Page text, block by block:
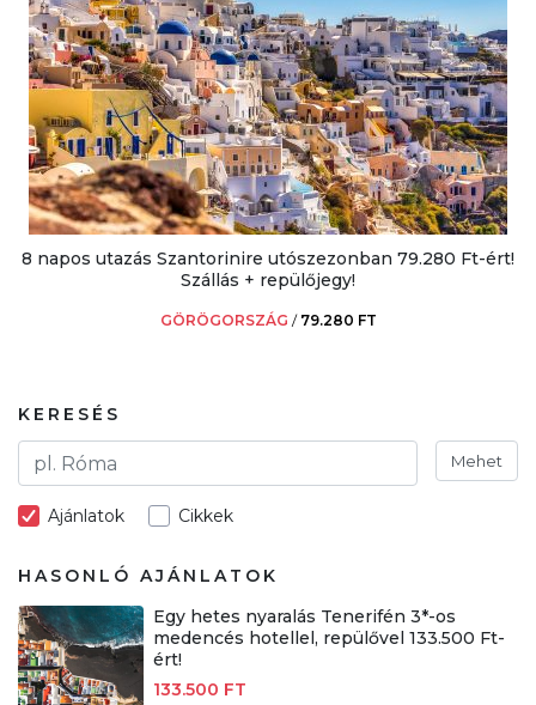
8 napos utazás Szantorinire utószezonban 79.280 Ft-ért!
Szállás + repülőjegy!
GÖRÖGORSZÁG / 79.280 FT
KERESÉS
Mehet
Ajánlatok Cikkek
HASONLÓ AJÁNLATOK
Egy hetes nyaralás Tenerifén 3*-os
medencés hotellel, repülővel 133.500 Ft-
ért!
133.500 FT